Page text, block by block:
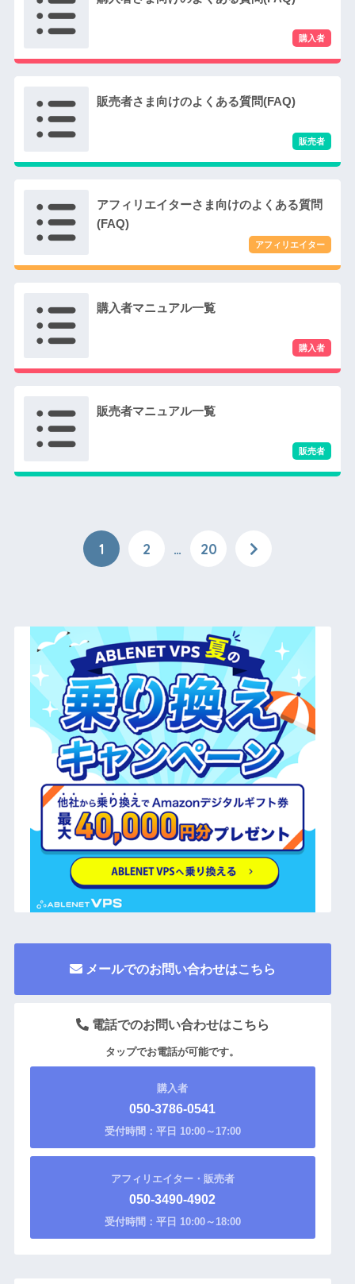
販売者さま向けのよくある質問(FAQ)
アフィリエイターさま向けのよくある質問
(FAQ)
購入者マニュアル一覧
販売者マニュアル一覧
1 2 … 20
メールでのお問い合わせはこちら
電話でのお問い合わせはこちら
タップでお電話が可能です。
購入者
050-3786-0541
受付時間：平日 10:00～17:00
アフィリエイター・販売者
050-3490-4902
受付時間：平日 10:00～18:00